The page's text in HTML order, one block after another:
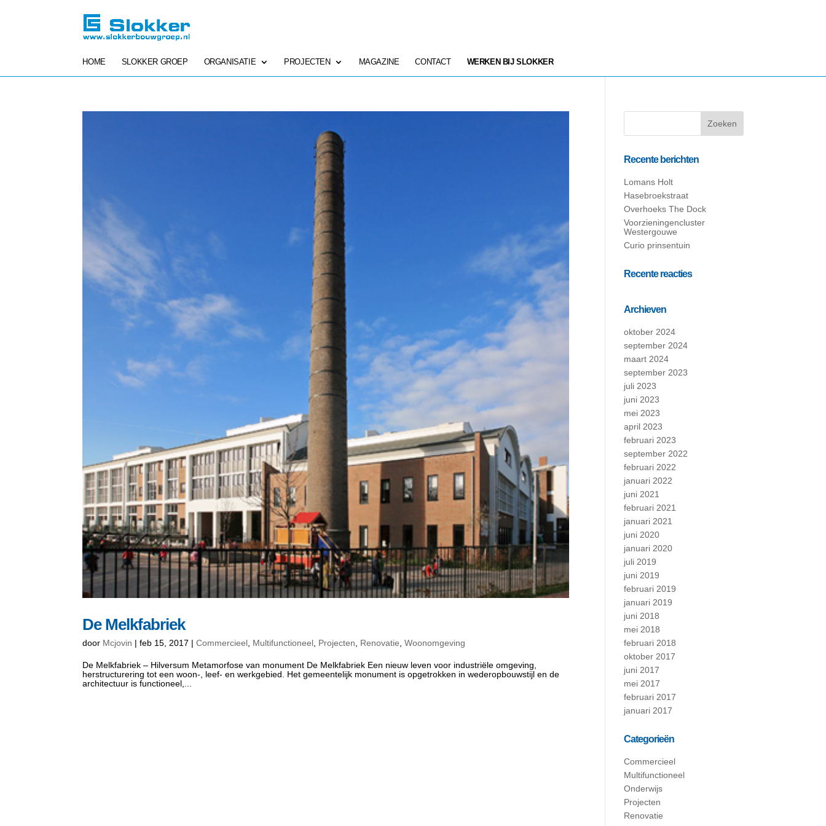
HOME SLOKKER GROEP ORGANISATIE PROJECTEN MAGAZINE CONTACT WERKEN BIJ SLOKKER
De Melkfabriek
door Mcjovin |feb 15, 2017 |Commercieel Multifunctioneel Projecten Renovatie ,Woonomgeving
De Melkfabriek – Hilversum Metamorfose van monument De Melkfabriek Een nieuw leven voor industriële omgeving,
herstructurering tot een woon-, leef- en werkgebied. Het gemeentelijk monument is opgetrokken in wederopbouwstijl en de
architectuur is functioneel,...
Recente berichten
Lomans Holt
Hasebroekstraat
Overhoeks The Dock
Voorzieningencluster
Westergouwe
Curio prinsentuin
Recente reacties
Archieven
oktober 2024
september 2024
maart 2024
september 2023
juli 2023
juni 2023
mei 2023
april 2023
februari 2023
september 2022
februari 2022
januari 2022
juni 2021
februari 2021
januari 2021
juni 2020
januari 2020
juli 2019
juni 2019
februari 2019
januari 2019
juni 2018
mei 2018
februari 2018
oktober 2017
juni 2017
mei 2017
februari 2017
januari 2017
Categorieën
Commercieel
Multifunctioneel
Onderwijs
Projecten
Renovatie